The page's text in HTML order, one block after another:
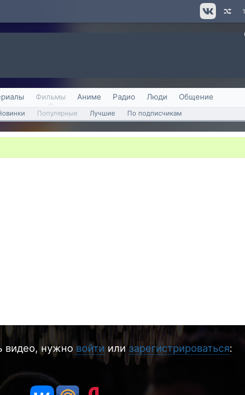
Фильмы Аниме Радио Люди Общение
Популярные Лучшие По подписчикам
видео, нужно войти илизарегистрироваться: